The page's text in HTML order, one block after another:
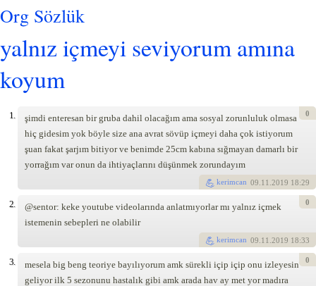
Org Sözlük
yalnız içmeyi seviyorum amına
koyum
1.
şimdi enteresan bir gruba dahil olacağım ama sosyal zorunluluk olmasa
hiç gidesim yok böyle size ana avrat sövüp içmeyi daha çok istiyorum
şuan fakat şarjım bitiyor ve benimde 25cm kabına sığmayan damarlı bir
yorrağım var onun da ihtiyaçlarını düşünmek zorundayım
kerimcan 09.11.2019 18:29
0
2.
@sentor: keke youtube videolarında anlatmıyorlar mı yalnız içmek
istemenin sebepleri ne olabilir
kerimcan 09.11.2019 18:33
0
3.
mesela big beng teoriye bayılıyorum amk sürekli içip içip onu izleyesin
geliyor ilk 5 sezonunu hastalık gibi amk arada hav ay met yor madıra
0